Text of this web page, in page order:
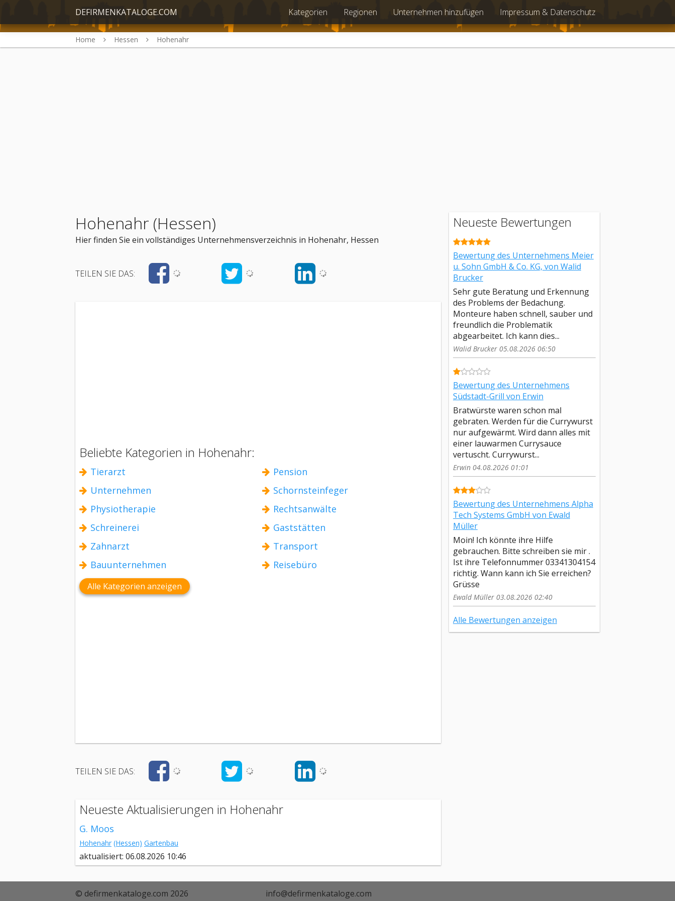
DEFIRMENKATALOGE.COM Kategorien Regionen Unternehmen hinzufügen Impressum & Datenschutz
Home Hessen Hohenahr
Hohenahr (Hessen)
Hier finden Sie ein vollständiges Unternehmensverzeichnis in Hohenahr, Hessen
TEILEN SIE DAS:
Beliebte Kategorien in Hohenahr:
Tierarzt
Pension
Unternehmen
Schornsteinfeger
Physiotherapie
Rechtsanwälte
Schreinerei
Gaststätten
Zahnarzt
Transport
Bauunternehmen
Reisebüro
Alle Kategorien anzeigen
TEILEN SIE DAS:
Neueste Aktualisierungen in Hohenahr
G. Moos
Hohenahr (Hessen) Gartenbau
aktualisiert: 06.08.2026 10:46
Neueste Bewertungen
Bewertung des Unternehmens Meier
u. Sohn GmbH & Co. KG, von Walid
Brucker
Sehr gute Beratung und Erkennung
des Problems der Bedachung.
Monteure haben schnell, sauber und
freundlich die Problematik
abgearbeitet. Ich kann dies...
Walid Brucker 05.08.2026 06:50
Bewertung des Unternehmens
Südstadt-Grill von Erwin
Bratwürste waren schon mal
gebraten. Werden für die Currywurst
nur aufgewärmt. Wird dann alles mit
einer lauwarmen Currysauce
vertuscht. Currywurst...
Erwin 04.08.2026 01:01
Bewertung des Unternehmens Alpha
Tech Systems GmbH von Ewald
Müller
Moin! Ich könnte ihre Hilfe
gebrauchen. Bitte schreiben sie mir .
Ist ihre Telefonnummer 03341304154
richtig. Wann kann ich Sie erreichen?
Grüsse
Ewald Müller 03.08.2026 02:40
Alle Bewertungen anzeigen
© defirmenkataloge.com 2026 info@defirmenkataloge.com